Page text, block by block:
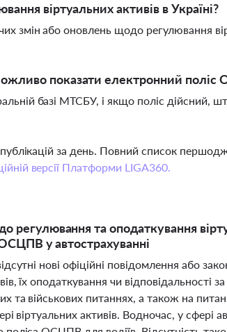
віртуальних активів в Україні?
змін або оновлень щодо регулювання
показати електронний
базі МТСБУ, і якщо поліс дійсний,
за день. Повний список
версії Платформи LIGA360.
регулювання та оподаткування
ОСЦПВ у автострахуванні
нові офіційні повідомлення або
їх оподаткування чи відповідальності
та військових питаннях, а також на
віртуальних активів. Водночас, у сфері